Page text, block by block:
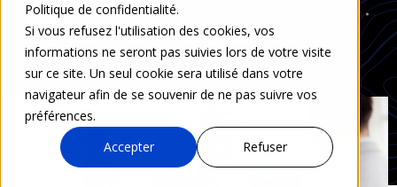
Politique de confidentialité.
Si vous refusez l'utilisation des cookies, vos
informations ne seront pas suivies lors de votre visite
sur ce site. Un seul cookie sera utilisé dans votre
navigateur afin de se souvenir de ne pas suivre vos
préférences.
Accepter
Refuser
Juliette Courty-Garnier
0 Commentaire